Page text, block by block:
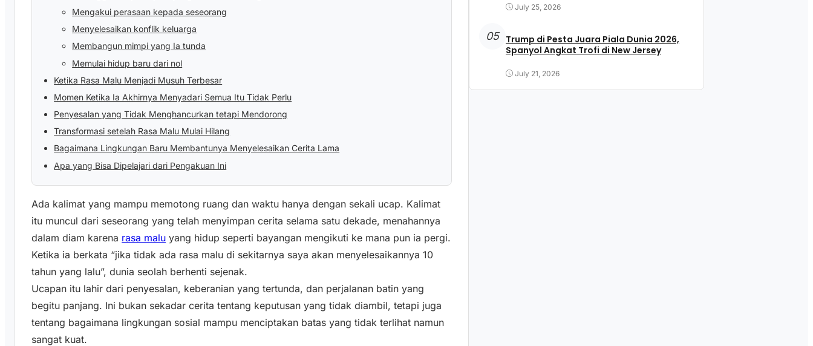
Mengakui perasaan kepada seseorang
Menyelesaikan konflik keluarga
Membangun mimpi yang Ia tunda
Memulai hidup baru dari nol
Ketika Rasa Malu Menjadi Musuh Terbesar
Momen Ketika Ia Akhirnya Menyadari Semua Itu Tidak Perlu
Penyesalan yang Tidak Menghancurkan tetapi Mendorong
Transformasi setelah Rasa Malu Mulai Hilang
Bagaimana Lingkungan Baru Membantunya Menyelesaikan Cerita Lama
Apa yang Bisa Dipelajari dari Pengakuan Ini
Ada kalimat yang mampu memotong ruang dan waktu hanya dengan sekali ucap. Kalimat
itu muncul dari seseorang yang telah menyimpan cerita selama satu dekade, menahannya
dalam diam karena rasa malu yang hidup seperti bayangan mengikuti ke mana pun ia pergi.
Ketika ia berkata “jika tidak ada rasa malu di sekitarnya saya akan menyelesaikannya 10
tahun yang lalu”, dunia seolah berhenti sejenak.
Ucapan itu lahir dari penyesalan, keberanian yang tertunda, dan perjalanan batin yang
begitu panjang. Ini bukan sekadar cerita tentang keputusan yang tidak diambil, tetapi juga
tentang bagaimana lingkungan sosial mampu menciptakan batas yang tidak terlihat namun
sangat kuat.
July 25, 2026
05
Trump di Pesta Juara Piala Dunia 2026,
Spanyol Angkat Trofi di New Jersey
July 21, 2026